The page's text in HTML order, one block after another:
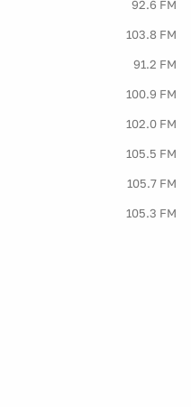
92.6 FM
103.8 FM
91.2 FM
100.9 FM
102.0 FM
105.5 FM
105.7 FM
105.3 FM